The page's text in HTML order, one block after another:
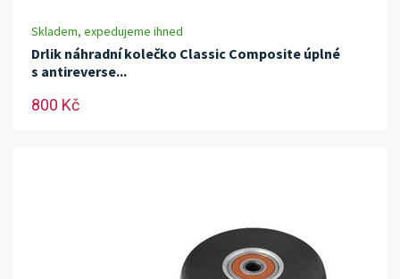
Skladem, expedujeme ihned
Drlik náhradní kolečko Classic Composite úplné
s antireverse...
800 Kč